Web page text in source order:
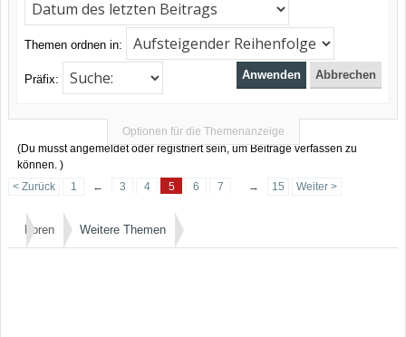
Optionen für die Themenanzeige
Themen ordnen in:
Präfix:
(Du musst angemeldet oder registriert sein, um Beiträge verfassen zu
können. )
< Zurück
1 ← 3 4 5 6 7 → 15 Weiter >
Foren Weitere Themen